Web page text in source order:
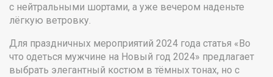
с нейтральными шортами, а уже вечером наденьте
лёгкую ветровку.
Для праздничных мероприятий 2024 года статья «Во
что одеться мужчине на Новый год 2024» предлагает
выбрать элегантный костюм в тёмных тонах, но с